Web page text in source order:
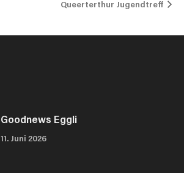
Queerterthur Jugendtreff
Goodnews Eggli
11. Juni 2026